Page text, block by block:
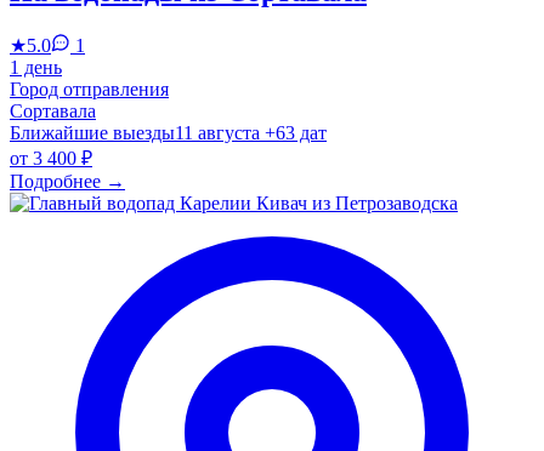
★5.0
1
1 день
Город отправления
Сортавала
Ближайшие выезды11 августа +63 дат
от 3 400 ₽
Подробнее →